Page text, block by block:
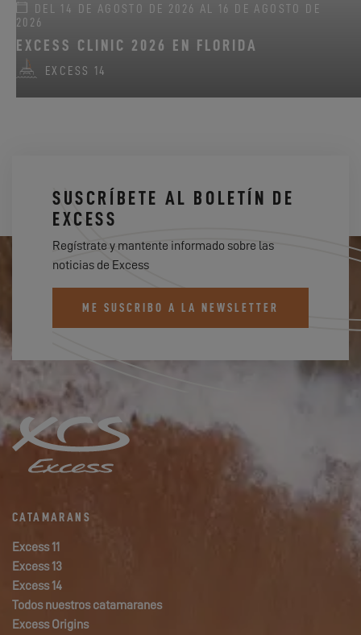
DEL 14 DE AGOSTO DE 2026 AL 16 DE AGOSTO DE
2026
EXCESS CLINIC 2026 EN FLORIDA
EXCESS 14
SUSCRÍBETE AL BOLETÍN DE
EXCESS
Regístrate y mantente informado sobre las
noticias de Excess
ME SUSCRIBO A LA NEWSLETTER
CATAMARANS
Excess 11
Excess 13
Excess 14
Todos nuestros catamaranes
Excess Origins